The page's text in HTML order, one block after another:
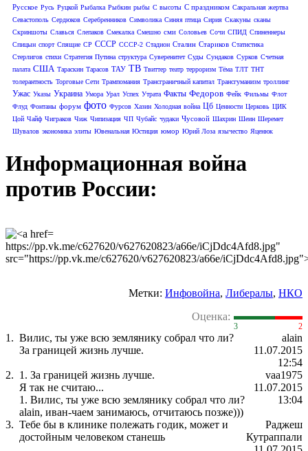
Русское Русь Руцкой Рыбалка Рыбкин рыбы С высоты С праздником Сакральная жертва
Севастополь Сердюков Серебренников Символика Синяя птица Сирия Скакуны сканы
Скриншоты Славься Слепаков Смекалка Смешно сми Соловьев Сочи СПИД Спиненнеры
Спицын спорт Спящие СР СССР СССР-2 Стадион Сталин Стариков Статистика
Стерлигов стихи Стратегия Путина структура Суверенитет Суды Сундаков Сурков Счетная
палата США Тараскин Тарасов ТАУ ТВ Твиттер театр терроризм Тёма ТЛТ ТНТ
толерантность Торговые Сети Трампомания Трансграничный капитал Трансгуманизм троллинг
Ужас Указы Украина Умора Урал Успех Утрата Факты Федоров Фейк Фильмы Флот
Флуд Фонтаны форум фото Фурсов Хазин Холодная война Цб Ценности Церковь ЦИК
Цой Чайф Чиграков Чиж Чипизация ЧП Чубайс чудаки Чусовой Шахрин Шеин Шеремет
Шувалов экономика элиты Ювенальная Юстиция юмор Юрий Лоза язычество Яценюк
Информационная война
против России:
https://pp.vk.me/c627620/v627620823/a66e/iCjDdc4Afd8.jpg"
src="https://pp.vk.me/c627620/v627620823/a66e/
Метки: Инфовойна, Либералы, НКО
Оценка:
3 2
1. Вилис, ты уже всю землянику собрал что ли?
За границей жизнь лучше.
alain
11.07.2015
12:54
2. 1. За границей жизнь лучше.
Я так не считаю...
1. Вилис, ты уже всю землянику собрал что ли?
alain, иван-чаем занимаюсь, отчитаюсь позже)))
vaa1975
11.07.2015
13:04
3. Тебе бы в клинике полежать годик, может и
достойным человеком станешь
Раджеш
Кутраппали